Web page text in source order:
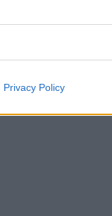
Privacy Policy